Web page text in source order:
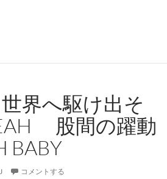
界へ駆け出そ
股間の躍動
BABY
コメントする